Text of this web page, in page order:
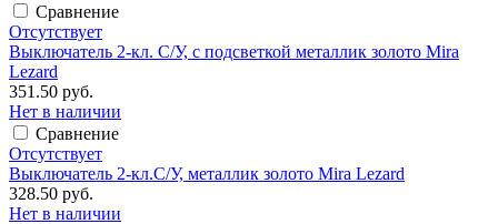
Сравнение
Отсутствует
Выключатель 2-кл. С/У, с подсветкой металлик золото Mira
Lezard
351.50 руб.
Нет в наличии
Сравнение
Отсутствует
Выключатель 2-кл.С/У, металлик золото Mira Lezard
328.50 руб.
Нет в наличии